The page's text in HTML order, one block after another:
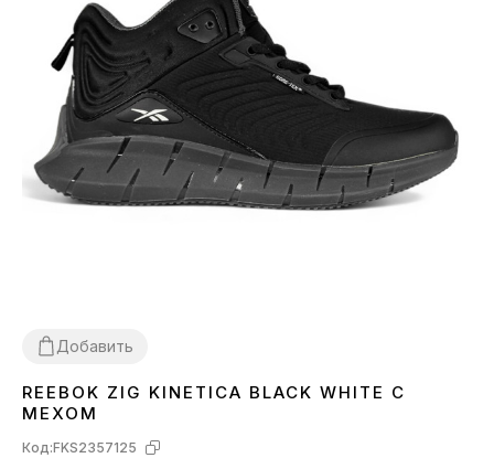
Добавить
43 44
REEBOK ZIG KINETICA BLACK WHITE С
МЕХОМ
Код:FKS2357125